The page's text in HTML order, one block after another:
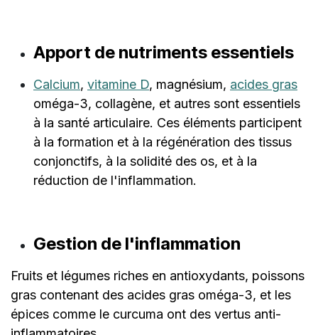
Apport de nutriments essentiels
Calcium, vitamine D, magnésium, acides gras
oméga-3, collagène, et autres sont essentiels
à la santé articulaire. Ces éléments participent
à la formation et à la régénération des tissus
conjonctifs, à la solidité des os, et à la
réduction de l'inflammation.
Gestion de l'inflammation
Fruits et légumes riches en antioxydants, poissons
gras contenant des acides gras oméga-3, et les
épices comme le curcuma ont des vertus anti-